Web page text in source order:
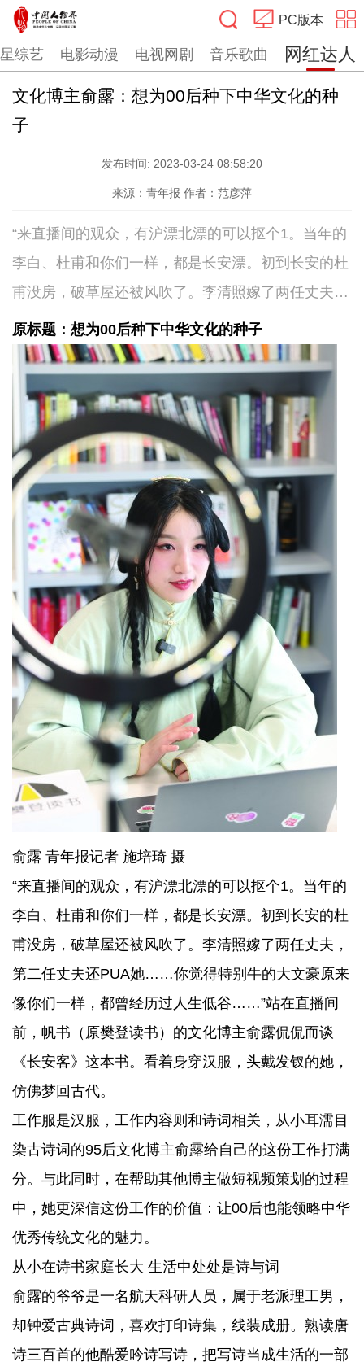
PC版本
搜索
综艺 电影动漫 电视网剧 音乐歌曲 网红达人
文化博主俞露：想为00后种下中华文化的种
子
发布时间: 2023-03-24 08:58:20
来源：青年报 作者：范彦萍
“来直播间的观众，有沪漂北漂的可以抠个1。当年的
李白、杜甫和你们一样，都是长安漂。初到长安的杜
甫没房，破草屋还被风吹了。李清照嫁了两任丈夫，
第二任丈夫还PUA她……你觉得特别牛的大文豪原来
像你们一样，都曾经历过人生低谷……”站在直播间
前，帆书（原樊登读书）的文化博主俞露侃侃而谈
《长安客》这本书。看着身穿汉服，头戴发钗的她，
仿佛梦回古代。
原标题：想为00后种下中华文化的种子
俞露 青年报记者 施培琦 摄
“来直播间的观众，有沪漂北漂的可以抠个1。当年的
李白、杜甫和你们一样，都是长安漂。初到长安的杜
甫没房，破草屋还被风吹了。李清照嫁了两任丈夫，
第二任丈夫还PUA她……你觉得特别牛的大文豪原来
像你们一样，都曾经历过人生低谷……”站在直播间
前，帆书（原樊登读书）的文化博主俞露侃侃而谈
《长安客》这本书。看着身穿汉服，头戴发钗的她，
仿佛梦回古代。
工作服是汉服，工作内容则和诗词相关，从小耳濡目
染古诗词的95后文化博主俞露给自己的这份工作打满
分。与此同时，在帮助其他博主做短视频策划的过程
中，她更深信这份工作的价值：让00后也能领略中华
优秀传统文化的魅力。
从小在诗书家庭长大 生活中处处是诗与词
俞露的爷爷是一名航天科研人员，属于老派理工男，
却钟爱古典诗词，喜欢打印诗集，线装成册。熟读唐
诗三百首的他酷爱吟诗写诗，把写诗当成生活的一部